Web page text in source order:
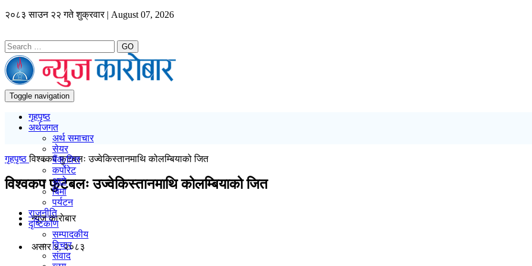
२०८३ साउन २२ गते शुक्रवार | August 07, 2026
GO
Toggle navigation
गृहपृष्ठ
अर्थजगत
अर्थ समाचार
सेयर
बैंक/वित्त
कर्पोरेट
अटो
बिमा
पर्यटन
राजनीति
दृष्टिकोण
सम्पादकीय
विचार
संवाद
गृहपृष्ठविश्वकप फुटबलः उज्वेकिस्तानमाथि कोलम्बियाको जित
विश्वकप फुटबलः उज्वेकिस्तानमाथि कोलम्बियाको जित
न्यूज काराेबार
असार ४, २०८३